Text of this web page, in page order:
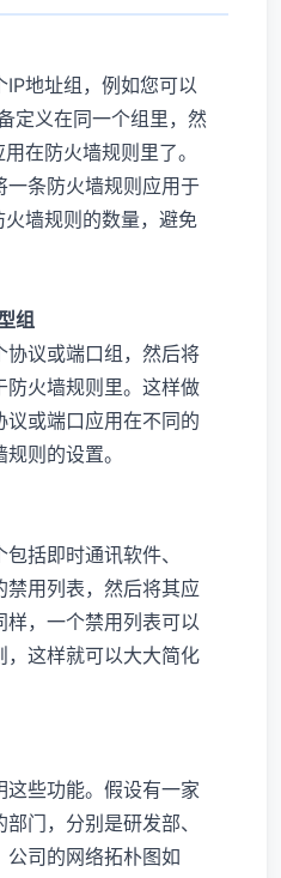
地址组，例如您可以
定义在同一个组里，然
在防火墙规则里了。
一条防火墙规则应用于
墙规则的数量，避免
组
协议或端口组，然后将
防火墙规则里。这样做
议或端口应用在不同的
则的设置。
括即时通讯软件、
禁用列表，然后将其应
样，一个禁用列表可以
，这样就可以大大简化
些功能。假设有一家
门，分别是研发部、
司的网络拓朴图如